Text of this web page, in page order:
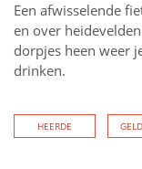
Een afwisselende
en over
dorpjes heen weer
drinken.
HEERDE